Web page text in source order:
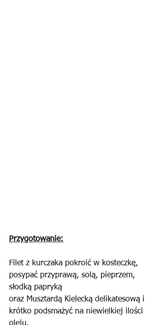
Przygotowanie:
Filet z kurczaka pokroić w kosteczkę,
posypać przyprawą, solą, pieprzem,
słodką papryką
oraz Musztardą Kielecką delikatesową i
krótko podsmażyć na niewielkiej ilości